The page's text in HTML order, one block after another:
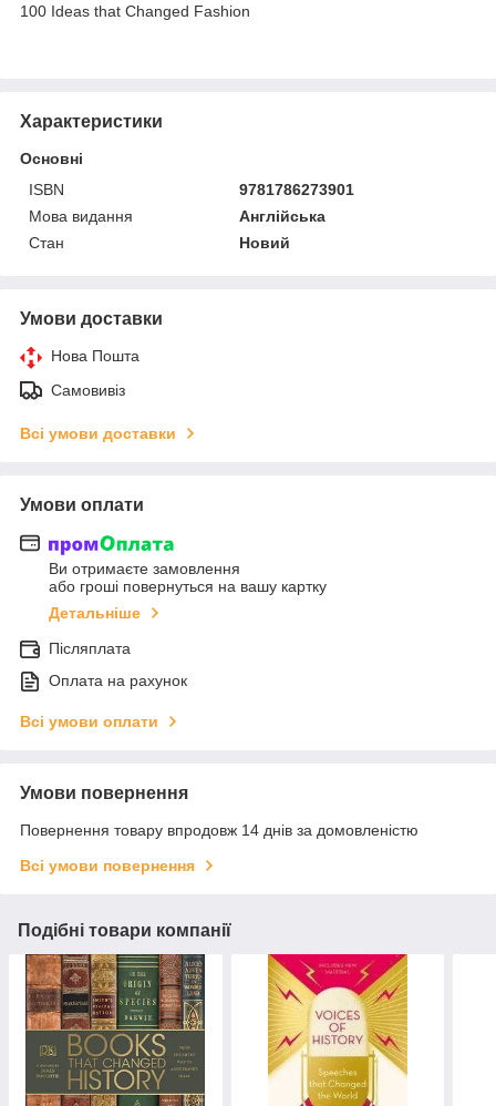
100 Ideas that Changed Fashion
Характеристики
Основні
ISBN
9781786273901
Мова видання
Англійська
Стан
Новий
Умови доставки
Нова Пошта
Самовивіз
Всі умови доставки
Умови оплати
Ви отримаєте замовлення
або гроші повернуться на вашу картку
Детальніше
Післяплата
Оплата на рахунок
Всі умови оплати
Умови повернення
Повернення товару впродовж 14 днів за домовленістю
Всі умови повернення
Подібні товари компанії